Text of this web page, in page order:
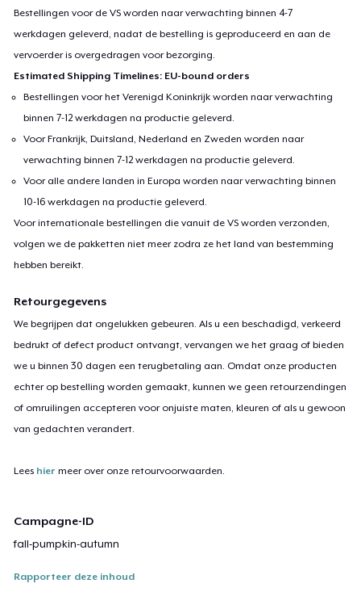
Bestellingen voor de VS worden naar verwachting binnen 4-7
werkdagen geleverd, nadat de bestelling is geproduceerd en aan de
vervoerder is overgedragen voor bezorging.
Estimated Shipping Timelines: EU-bound orders
Bestellingen voor het Verenigd Koninkrijk worden naar verwachting
binnen 7-12 werkdagen na productie geleverd.
Voor Frankrijk, Duitsland, Nederland en Zweden worden naar
verwachting binnen 7-12 werkdagen na productie geleverd.
Voor alle andere landen in Europa worden naar verwachting binnen
10-16 werkdagen na productie geleverd.
Voor internationale bestellingen die vanuit de VS worden verzonden,
volgen we de pakketten niet meer zodra ze het land van bestemming
hebben bereikt.
Retourgegevens
We begrijpen dat ongelukken gebeuren. Als u een beschadigd, verkeerd
bedrukt of defect product ontvangt, vervangen we het graag of bieden
we u binnen 30 dagen een terugbetaling aan. Omdat onze producten
echter op bestelling worden gemaakt, kunnen we geen retourzendingen
of omruilingen accepteren voor onjuiste maten, kleuren of als u gewoon
van gedachten verandert.
Lees hier meer over onze retourvoorwaarden.
Campagne-ID
fall-pumpkin-autumn
Rapporteer deze inhoud